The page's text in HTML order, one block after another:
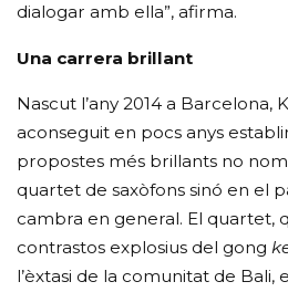
dialogar amb ella”, afirma.
Una carrera brillant
Nascut l’any 2014 a Barcelona,
aconseguit en pocs anys
propostes més brillants no
quartet de saxòfons sinó en el
cambra en general. El quartet,
contrastos explosius del gong
l’èxtasi de la comunitat de